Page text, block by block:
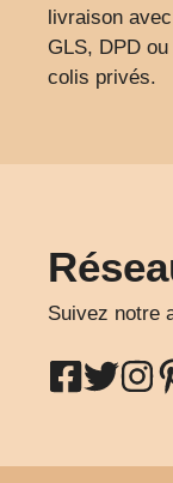
livraison avec
GLS, DPD ou
colis privés.
Suivez notre